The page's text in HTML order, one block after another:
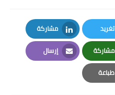
تغريد
Twitter
مشاركة
LinkedIn
مشاركة
Whatsapp
إرسال
Email
طباعة
Print